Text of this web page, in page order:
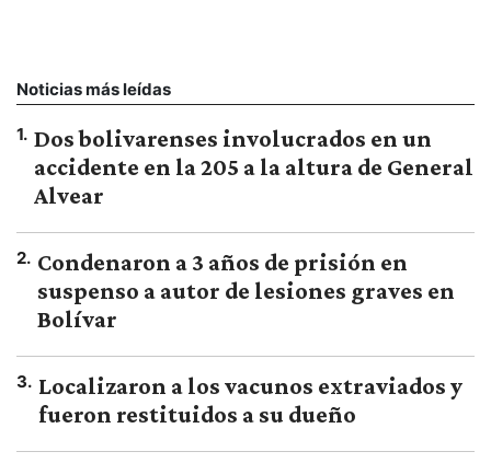
Noticias más leídas
1. Dos bolivarenses involucrados en un
accidente en la 205 a la altura de General
Alvear
2. Condenaron a 3 años de prisión en
suspenso a autor de lesiones graves en
Bolívar
3. Localizaron a los vacunos extraviados y
fueron restituidos a su dueño